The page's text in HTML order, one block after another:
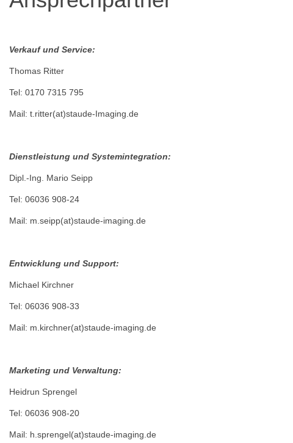
Verkauf und Service:
Thomas Ritter
Tel: 0170 7315 795
Mail: t.ritter(at)staude-Imaging.de
Dienstleistung und Systemintegration:
Dipl.-Ing. Mario Seipp
Tel: 06036 908-24
Mail: m.seipp(at)staude-imaging.de
Entwicklung und Support:
Michael Kirchner
Tel: 06036 908-33
Mail: m.kirchner(at)staude-imaging.de
Marketing und Verwaltung:
Heidrun Sprengel
Tel: 06036 908-20
Mail: h.sprengel(at)staude-imaging.de